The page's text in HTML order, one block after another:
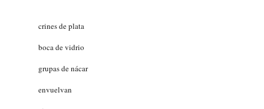
crines de plata
boca de vidrio
grupas de nácar
envuelvan